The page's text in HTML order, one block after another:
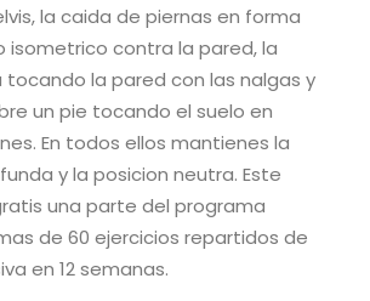
la caida de piernas en forma
isometrico contra la pared, la
la pared con las nalgas y
un pie tocando el suelo en
En todos ellos mantienes la
y la posicion neutra. Este
una parte del programa
de 60 ejercicios repartidos de
en 12 semanas.